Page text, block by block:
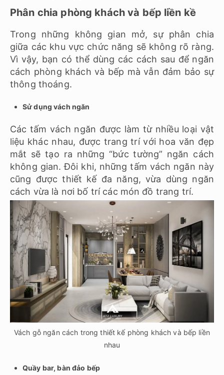
Phân chia phòng khách và bếp liền kề
Trong những không gian mở, sự phân chia
giữa các khu vực chức năng sẽ không rõ ràng.
Vì vậy, bạn có thể dùng các cách sau để ngăn
cách phòng khách và bếp mà vẫn đảm bảo sự
thông thoáng.
Sử dụng vách ngăn
Các tấm vách ngăn được làm từ nhiều loại vật
liệu khác nhau, được trang trí với hoa văn đẹp
mắt sẽ tạo ra những “bức tường” ngăn cách
không gian. Đôi khi, những tấm vách ngăn này
cũng được thiết kế đa năng, vừa dùng ngăn
cách vừa là nơi bố trí các món đồ trang trí.
Vách gỗ ngăn cách trong thiết kế phòng khách và bếp liền
nhau
Quầy bar, bàn đảo bếp